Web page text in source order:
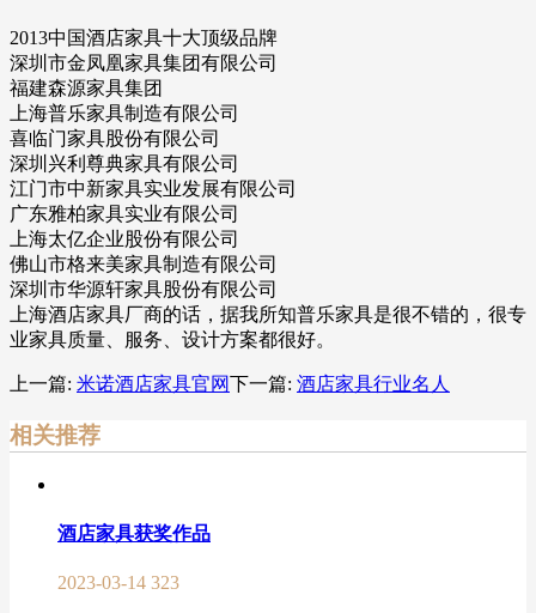
2013中国酒店家具十大顶级品牌
深圳市金凤凰家具集团有限公司
福建森源家具集团
上海普乐家具制造有限公司
喜临门家具股份有限公司
深圳兴利尊典家具有限公司
江门市中新家具实业发展有限公司
广东雅柏家具实业有限公司
上海太亿企业股份有限公司
佛山市格来美家具制造有限公司
深圳市华源轩家具股份有限公司
上海酒店家具厂商的话，据我所知普乐家具是很不错的，很专
业家具质量、服务、设计方案都很好。
上一篇: 米诺酒店家具官网下一篇: 酒店家具行业名人
相关推荐
酒店家具获奖作品
2023-03-14 323